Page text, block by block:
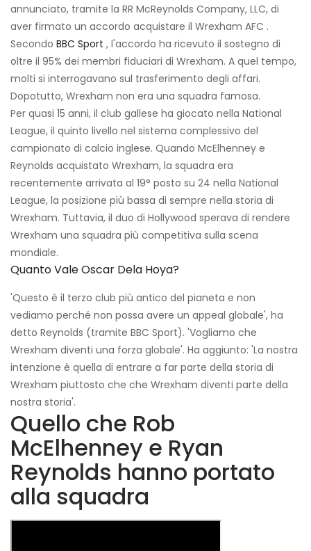
annunciato, tramite la RR McReynolds Company, LLC, di
aver firmato un accordo acquistare il Wrexham AFC .
Secondo BBC Sport , l'accordo ha ricevuto il sostegno di
oltre il 95% dei membri fiduciari di Wrexham. A quel tempo,
molti si interrogavano sul trasferimento degli affari.
Dopotutto, Wrexham non era una squadra famosa.
Per quasi 15 anni, il club gallese ha giocato nella National
League, il quinto livello nel sistema complessivo del
campionato di calcio inglese. Quando McElhenney e
Reynolds acquistato Wrexham, la squadra era
recentemente arrivata al 19° posto su 24 nella National
League, la posizione più bassa di sempre nella storia di
Wrexham. Tuttavia, il duo di Hollywood sperava di rendere
Wrexham una squadra più competitiva sulla scena
mondiale.
Quanto Vale Oscar Dela Hoya?
'Questo è il terzo club più antico del pianeta e non
vediamo perché non possa avere un appeal globale', ha
detto Reynolds (tramite BBC Sport). 'Vogliamo che
Wrexham diventi una forza globale'. Ha aggiunto: 'La nostra
intenzione è quella di entrare a far parte della storia di
Wrexham piuttosto che che Wrexham diventi parte della
nostra storia'.
Quello che Rob
McElhenney e Ryan
Reynolds hanno portato
alla squadra